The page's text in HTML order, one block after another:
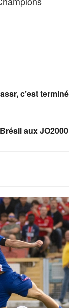
c’est terminé
aux JO2000